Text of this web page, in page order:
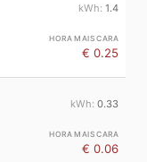
1.4
€ 0.25
0.33
€ 0.06